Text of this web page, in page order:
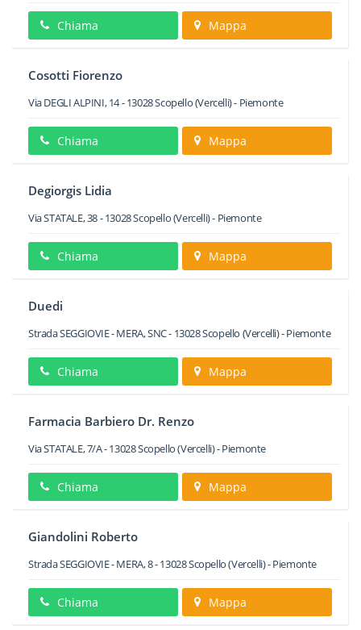
Chiama Mappa
Cosotti Fiorenzo
Via DEGLI ALPINI, 14-13028Scopello(Vercelli) - Piemonte
Chiama Mappa
Degiorgis Lidia
Via STATALE, 38-13028Scopello(Vercelli) - Piemonte
Chiama Mappa
Duedi
Strada SEGGIOVIE - MERA, SNC- 13028Scopello (Vercelli) -Piemonte
Chiama Mappa
Farmacia Barbiero Dr. Renzo
Via STATALE, 7/A-13028Scopello(Vercelli) -Piemonte
Chiama Mappa
Giandolini Roberto
Strada SEGGIOVIE - MERA, 8-13028Scopello(Vercelli) -Piemonte
Chiama Mappa